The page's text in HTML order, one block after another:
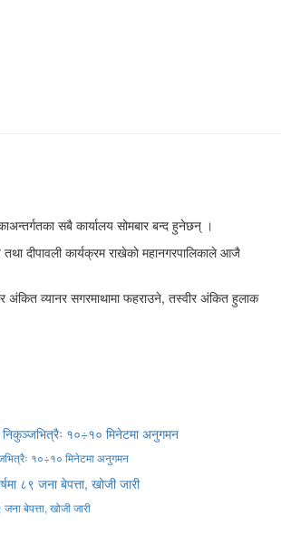
सबै कार्यालय सोमबार बन्द हुनेछन् ।
दीपावली कार्यक्रम राखेकाे महानगरपालिकाले आजै
अंकित व्यानर सगरमाथामा फहराउने, तस्वीर अंकित हुलाक
१०÷१० मिनेटमा अनुगमन
बेपत्ता, खोजी जारी